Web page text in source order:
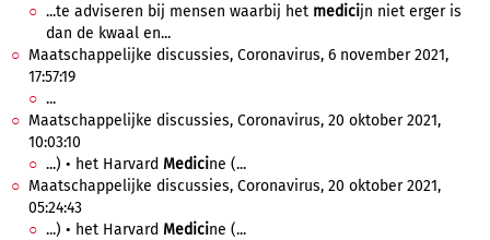
...te adviseren bij mensen waarbij het medicijn niet erger is
dan de kwaal en...
Maatschappelijke discussies, Coronavirus, 6 november 2021,
17:57:19
...
Maatschappelijke discussies, Coronavirus, 20 oktober 2021,
10:03:10
...) • het Harvard Medicine (...
Maatschappelijke discussies, Coronavirus, 20 oktober 2021,
05:24:43
...) • het Harvard Medicine (...